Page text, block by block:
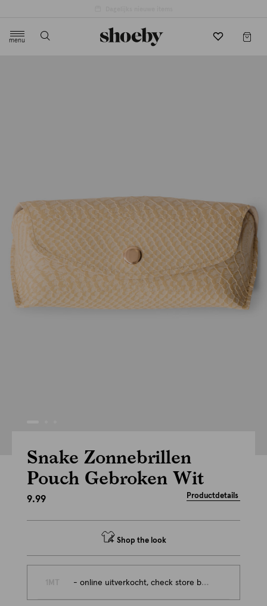
menu
Snake Zonnebrillen
Pouch Gebroken Wit
9.99 Productdetails
Shop the look
- online uitverkocht, check store beschikbaarheid